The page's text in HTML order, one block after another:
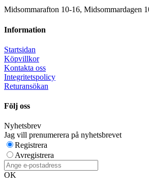
Midsommarafton 10-16, Midsommardagen
Information
Startsidan
Köpvillkor
Kontakta oss
Integritetspolicy
Returansökan
Följ oss
Nyhetsbrev
Jag vill prenumerera på nyhetsbrevet
Registrera
Avregistrera
OK